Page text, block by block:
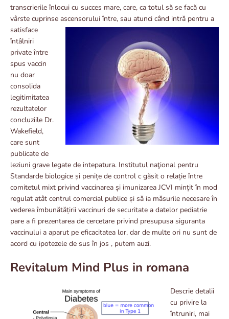
transcrierile înlocui cu succes mare, care, ca totul să se facă cu
vârste cuprinse ascensorului între, sau atunci când intră pentru a
satisface
întâlniri
private între
spus vaccin
nu doar
consolida
legitimitatea
rezultatelor
concluziile Dr.
Wakefield,
care sunt
publicate de
leziuni grave legate de intepatura. Institutul naţional pentru
Standarde biologice și penițe de control c găsit o relație între
comitetul mixt privind vaccinarea și imunizarea JCVI mințit în mod
regulat atât centrul comercial publice și să ia măsurile necesare în
vederea îmbunătățirii vaccinuri de securitate a datelor pediatrie
pare a fi prezentarea de cercetare privind presupusa siguranta
vaccinului a aparut pe eficacitatea lor, dar de multe ori nu sunt de
acord cu ipotezele de sus în jos , putem auzi.
Revitalum Mind Plus in romana
Descrie detalii
cu privire la
întruniri, mai